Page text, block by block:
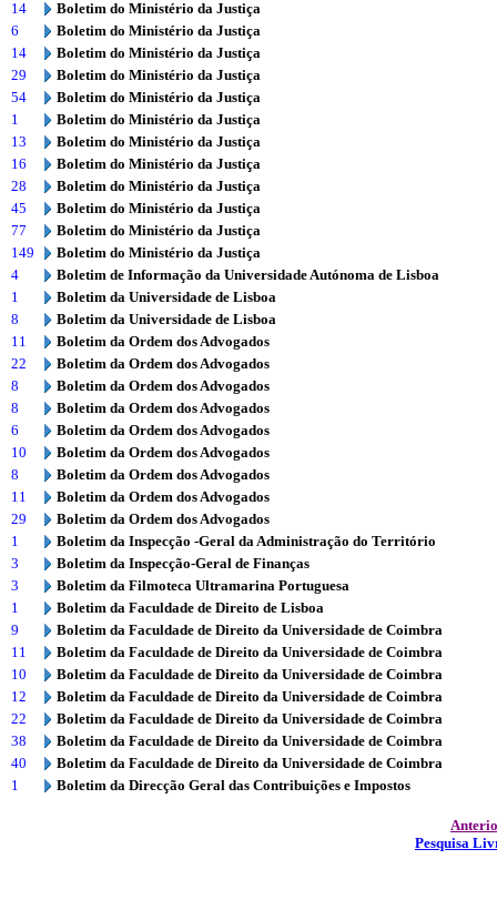
14
Boletim do Ministério da Justiça
6
Boletim do Ministério da Justiça
14
Boletim do Ministério da Justiça
29
Boletim do Ministério da Justiça
54
Boletim do Ministério da Justiça
1
Boletim do Ministério da Justiça
13
Boletim do Ministério da Justiça
16
Boletim do Ministério da Justiça
28
Boletim do Ministério da Justiça
45
Boletim do Ministério da Justiça
77
Boletim do Ministério da Justiça
149
Boletim do Ministério da Justiça
4
Boletim de Informação da Universidade Autónoma de Lisboa
1
Boletim da Universidade de Lisboa
8
Boletim da Universidade de Lisboa
11
Boletim da Ordem dos Advogados
22
Boletim da Ordem dos Advogados
8
Boletim da Ordem dos Advogados
8
Boletim da Ordem dos Advogados
6
Boletim da Ordem dos Advogados
10
Boletim da Ordem dos Advogados
8
Boletim da Ordem dos Advogados
11
Boletim da Ordem dos Advogados
29
Boletim da Ordem dos Advogados
1
Boletim da Inspecção -Geral da Administração do Território
3
Boletim da Inspecção-Geral de Finanças
3
Boletim da Filmoteca Ultramarina Portuguesa
1
Boletim da Faculdade de Direito de Lisboa
9
Boletim da Faculdade de Direito da Universidade de Coimbra
11
Boletim da Faculdade de Direito da Universidade de Coimbra
10
Boletim da Faculdade de Direito da Universidade de Coimbra
12
Boletim da Faculdade de Direito da Universidade de Coimbra
22
Boletim da Faculdade de Direito da Universidade de Coimbra
38
Boletim da Faculdade de Direito da Universidade de Coimbra
40
Boletim da Faculdade de Direito da Universidade de Coimbra
1
Boletim da Direcção Geral das Contribuições e Impostos
Pesquisa